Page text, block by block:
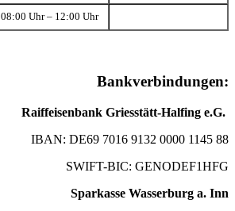
08:00 Uhr – 12:00 Uhr
Bankverbindungen:
Raiffeisenbank Griesstätt-Halfing e.G.
IBAN: DE69 7016 9132 0000 1145 88
SWIFT-BIC: GENODEF1HFG
Sparkasse Wasserburg a. Inn